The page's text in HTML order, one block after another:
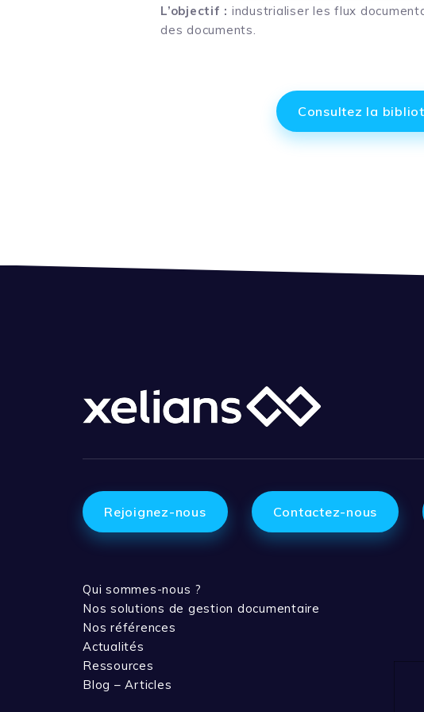
L’objectif : industrialiser les flux
des documents.
Consultez la
Rejoignez-nous Contactez-nous
Qui sommes-nous ?
Nos solutions de gestion documentaire
Nos références
Actualités
Ressources
Blog – Articles